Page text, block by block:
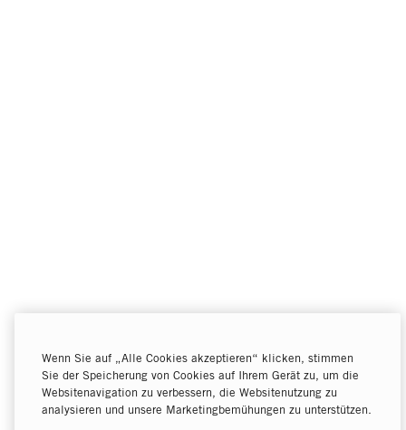
Wenn Sie auf „Alle Cookies akzeptieren“ klicken, stimmen
Sie der Speicherung von Cookies auf Ihrem Gerät zu, um die
Websitenavigation zu verbessern, die Websitenutzung zu
analysieren und unsere Marketingbemühungen zu unterstützen.